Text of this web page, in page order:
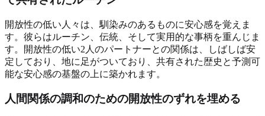
開放性の低い人々は、馴染みのあるものに安心感を覚えま
す。彼らはルーチン、伝統、そして実用的な事柄を重んじま
す。開放性の低い2人のパートナーとの関係は、しばしば安
定しており、地に足がついており、共有された歴史と予測可
能な安心感の基盤の上に築かれます。
人間関係の調和のための開放性のずれを埋める